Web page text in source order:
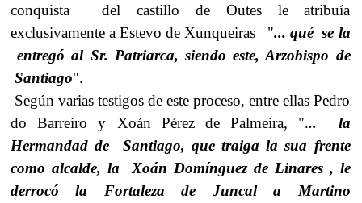
conquista del castillo de Outes le atribuía
exclusivamente a Estevo de Xunqueiras "... qué se la
entregó al Sr. Patriarca, siendo este, Arzobispo de
Santiago".
Según varias testigos de este proceso, entre ellas Pedro
do Barreiro y Xoán Pérez de Palmeira, "... la
Hermandad de Santiago, que traiga la sua frente
como alcalde, la Xoán Domínguez de Linares , le
derrocó la Fortaleza de Juncal a Martino